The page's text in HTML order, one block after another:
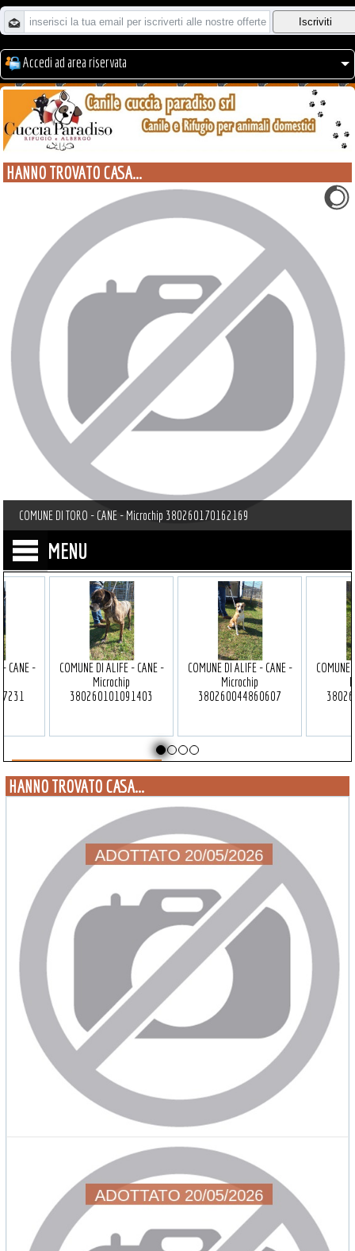
Accedi ad area riservata
HANNO TROVATO CASA...
COMUNE DI TORO - CANE - Microchip 380260170162169
MENU
- CANE -
COMUNE DI ALIFE - CANE -
Microchip
380260101091403
COMUNE DI ALIFE - CANE -
Microchip
380260044860607
HANNO TROVATO CASA...